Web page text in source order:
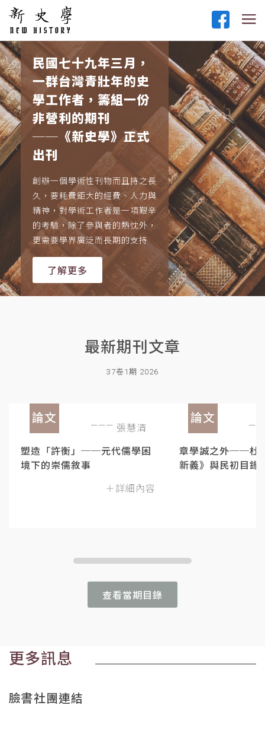
民國七十九年三月，
一群台灣青壯年的史
學工作者，籌組一份
非營利的期刊
──《新史學》正式
出刊
創辦一個學術性刊物而且持之長
久，要耗費鉅大的經費、人力與
精神，對學術工作者是一項艱辛
的考驗，除了參與者的熱忱外，
更需要學界廣泛而長期的支持
了解更多
最新期刊文章
37卷1期 2026
論文
張慧清
塑造「許衡」──元代儒學困
境下的崇儒敘事
＋詳細內容
論文
章學誠之外──杜
新義》與民初目錄
查看當期目錄
更多訊息
臉書社團連結